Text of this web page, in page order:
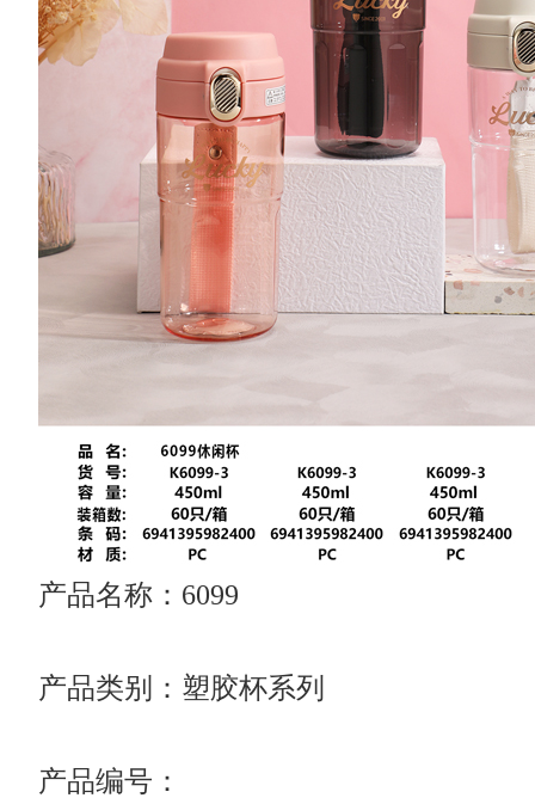
产品名称：6099
产品类别：塑胶杯系列
产品编号：